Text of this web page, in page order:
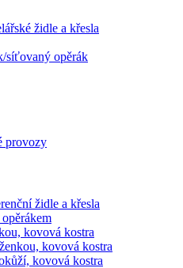
židle a křesla
síťovaný opěrák
provozy
židle a křesla
kovová kostra
kovová kostra
kovová kostra